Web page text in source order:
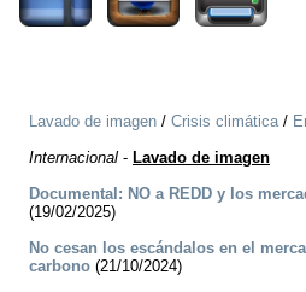
Lavado de imagen / Crisis climática/
Internacional - Lavado de imagen
Documental: NO a REDD y los
(19/02/2025)
No cesan los escándalos en el
carbono (21/10/2024)